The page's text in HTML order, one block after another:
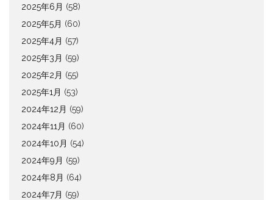
2025年6月 (58)
2025年5月 (60)
2025年4月 (57)
2025年3月 (59)
2025年2月 (55)
2025年1月 (53)
2024年12月 (59)
2024年11月 (60)
2024年10月 (54)
2024年9月 (59)
2024年8月 (64)
2024年7月 (59)